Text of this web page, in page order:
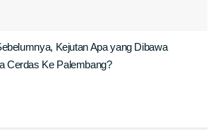
Kejutan Apa yang Dibawa
Cerdas Ke Palembang?